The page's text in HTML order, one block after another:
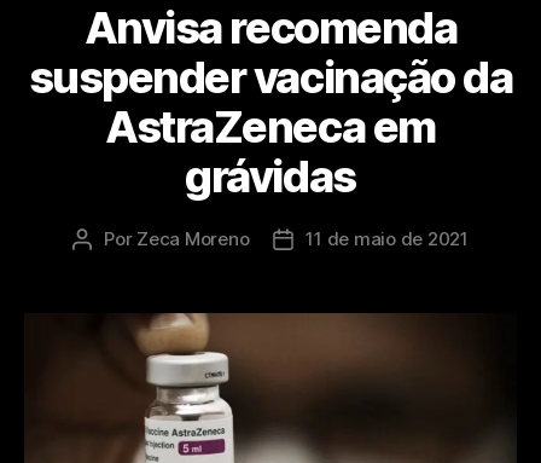
Anvisa recomenda
suspender vacinação da
AstraZeneca em
grávidas
Por Zeca Moreno 11 de maio de 2021